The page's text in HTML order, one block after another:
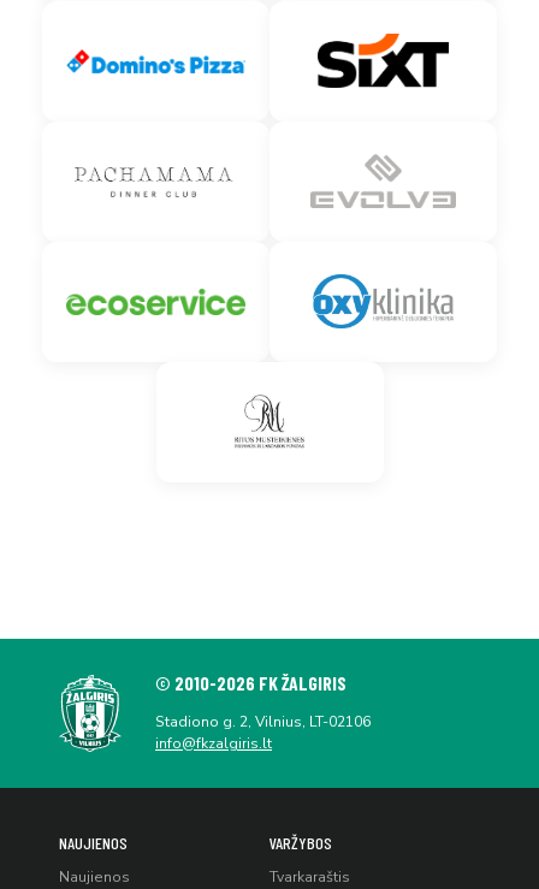
© 2010-2026 FK ŽALGIRIS
Stadiono g. 2, Vilnius, LT-02106
info@fkzalgiris.lt
NAUJIENOS
Naujienos
VARŽYBOS
Tvarkaraštis